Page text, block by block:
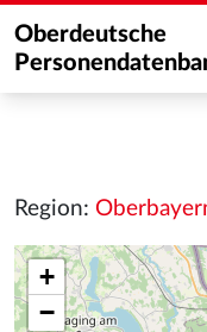
Oberdeutsche
Region:
+
−